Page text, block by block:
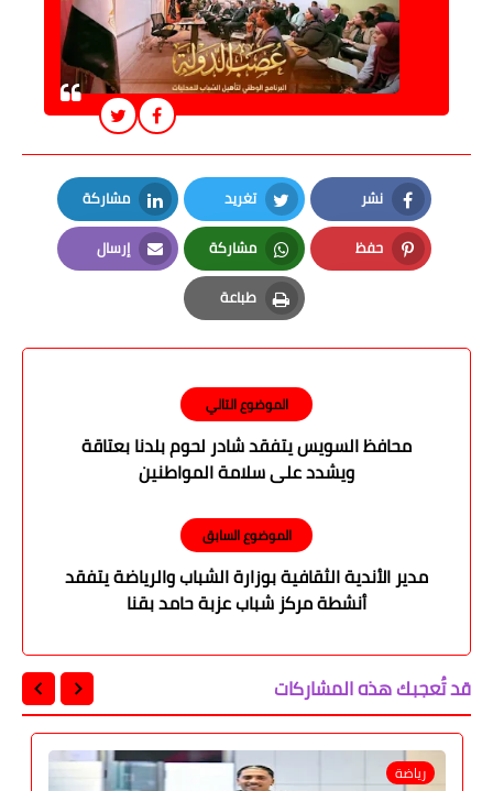
نشر
Facebook
تغريد
Twitter
مشاركة
LinkedIn
حفظ
Pinterest
مشاركة
Whatsapp
إرسال
Email
طباعة
Print
الموضوع التالي
محافظ السويس يتفقد شادر لحوم بلدنا بعتاقة
ويشدد على سلامة المواطنين
الموضوع السابق
مدير الأندية الثقافية بوزارة الشباب والرياضة يتفقد
أنشطة مركز شباب عزبة حامد بقنا
قد تُعجبك هذه المشاركات
رياضة